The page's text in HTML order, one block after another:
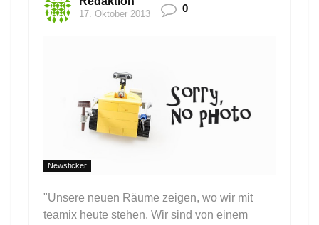
17. Oktober 2013 0
Newsticker
"Unsere neuen Räume zeigen, wo wir mit
teamix heute stehen. Wir sind von einem